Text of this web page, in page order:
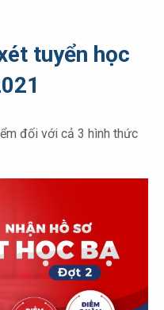
tuyển học
đối với cả 3 hình thức